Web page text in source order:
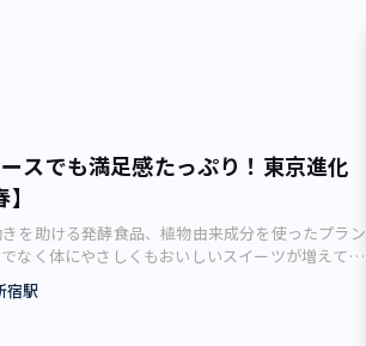
スでも満足感たっぷり！東京進化
を助ける発酵食品、植物由来成分を使ったプラン
なく体にやさしくもおいしいスイーツが増えてい
最旬最強ヘルシースイーツ 最近スイーツの世界で
宿駅